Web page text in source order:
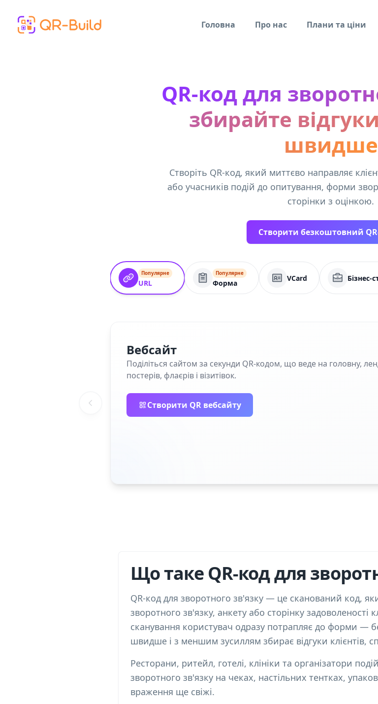
Головна
Про нас Плани та ціни
QR-код для
збирайте
швидше
Створіть QR-код, який миттєво направляє
або учасників подій до опитування, форми
сторінки з оцінкою.
Створити безкоштовний
Популярне
URL
Популярне
Форма
VCard Бізнес-
Вебсайт
Поділіться сайтом за секунди QR‑кодом, що веде на головну,
постерів, флаєрів і візитівок.
Створити QR вебсайту
Що таке QR-код для
QR-код для зворотного зв'язку — це сканований код,
зворотного зв'язку, анкету або сторінку задоволеності
сканування користувач одразу потрапляє до форми —
швидше і з меншим зусиллям збирає відгуки клієнтів,
Ресторани, ритейл, готелі, клініки та організатори
зворотного зв'язку на чеках, настільних тентках,
враження ще свіжі.